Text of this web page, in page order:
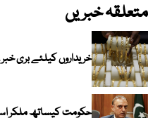
متعلقہ خبریں
خریداروں کیلئے بری
حکومت کیساتھ ملکر